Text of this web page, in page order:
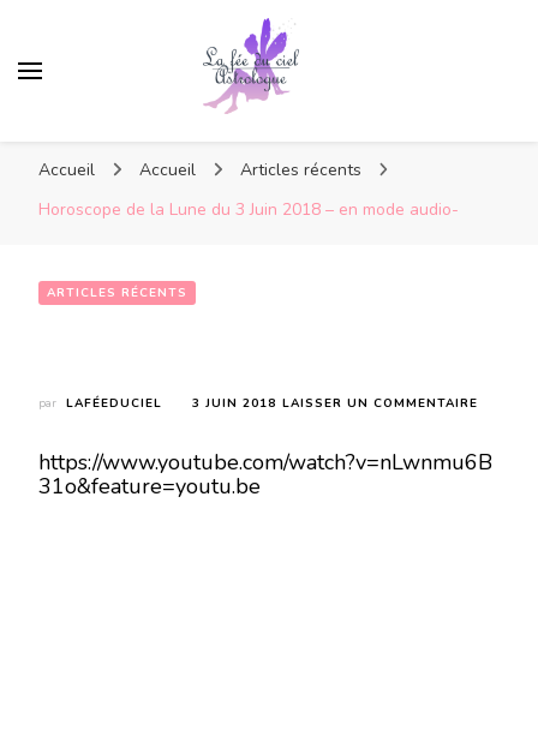
Accueil Accueil
Articles récents
Horoscope de la Lune du 3 Juin 2018 – en mode audio-
ARTICLES RÉCENTS
par LAFÉEDUCIEL 3 JUIN 2018 LAISSER UN COMMENTAIRE
LA
https://www.youtube.com/watch?v=nLwnmu6B
31o&feature=youtu.be